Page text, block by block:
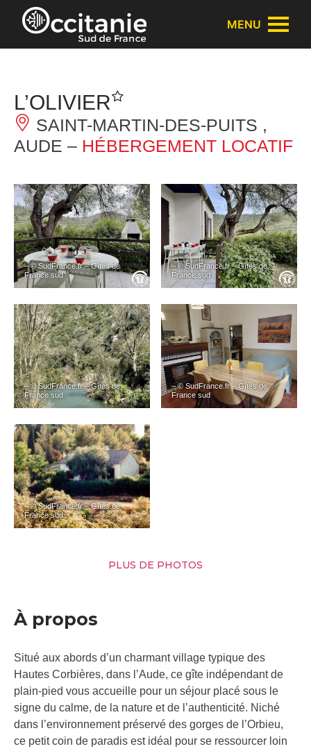
Panneau de gestion des cookies
MENU
L’OLIVIER
SAINT-MARTIN-DES-PUITS ,
AUDE – HÉBERGEMENT LOCATIF
– © SudFrance.fr – Gîtes de
France sud
– © SudFrance.fr – Gîtes de
France sud
– © SudFrance.fr – Gîtes de
France sud
– © SudFrance.fr – Gîtes de
France sud
– © SudFrance.fr – Gîtes de
France sud
PLUS DE PHOTOS
À propos
Situé aux abords d’un charmant village typique des
Hautes Corbières, dans l’Aude, ce gîte indépendant de
plain-pied vous accueille pour un séjour placé sous le
signe du calme, de la nature et de l’authenticité. Niché
dans l’environnement préservé des gorges de l’Orbieu,
ce petit coin de paradis est idéal pour se ressourcer loin